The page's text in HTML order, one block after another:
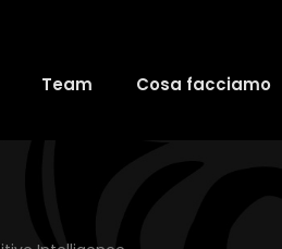
Team Cosa facciamo